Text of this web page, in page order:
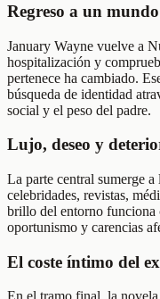
Regreso a un
January Wayne vuelve a
hospitalización y
pertenece ha cambiado.
búsqueda de identidad
social y el peso del padre.
Lujo, deseo y
La parte central sumerge
celebridades, revistas,
brillo del entorno funciona
oportunismo y carencias
El coste íntimo del